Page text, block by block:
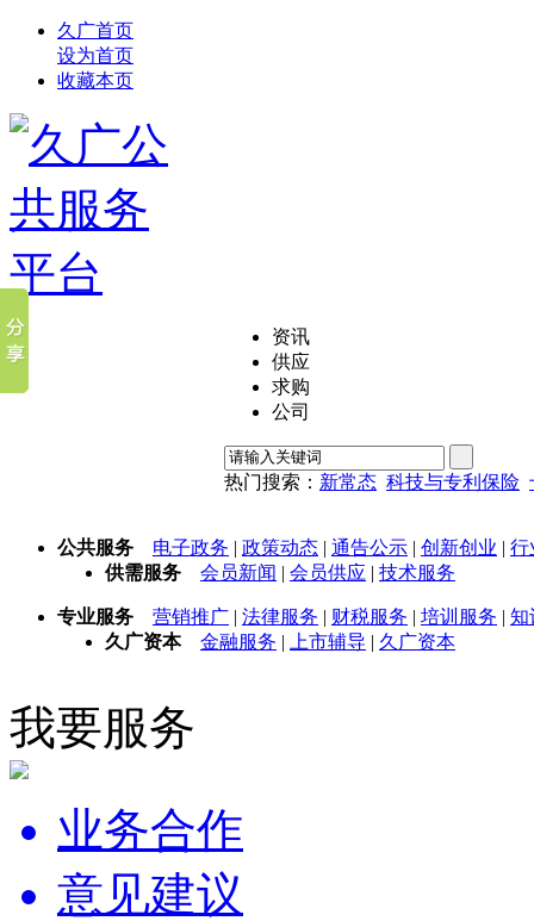
久广首页
设为首页
收藏本页
资讯
供应
求购
公司
热门搜索： 新常态 科技与专利保险
公共服务 电子政务 | 政策动态 | 通告公示 | 创新创业 | 行
供需服务
会员新闻 | 会员供应 | 技术服务
专业服务 营销推广 | 法律服务 | 财税服务 | 培训服务 | 知
久广资本
金融服务 | 上市辅导 | 久广资本
我要服务
业务合作
意见建议